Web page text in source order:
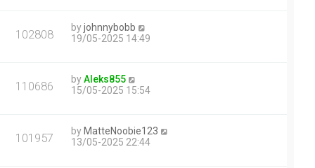
102808 byjohnnybobb
19/05-2025 14:49
110686 byAleks855
15/05-2025 15:54
101957 by MatteNoobie123
13/05-2025 22:44